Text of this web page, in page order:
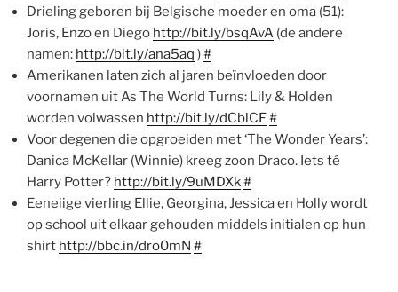
Drieling geboren bij Belgische moeder en oma (51):
Joris, Enzo en Diego http://bit.ly/bsqAvA (de andere
namen: http://bit.ly/ana5aq )#
Amerikanen laten zich al jaren beïnvloeden door
voornamen uit As The World Turns: Lily & Holden
worden volwassen http://bit.ly/dCblCF#
Voor degenen die opgroeiden met ‘The Wonder Years’:
Danica McKellar (Winnie) kreeg zoon Draco. Iets té
Harry Potter? http://bit.ly/9uMDXk#
Eeneiige vierling Ellie, Georgina, Jessica en Holly wordt
op school uit elkaar gehouden middels initialen op hun
shirt http://bbc.in/dro0mN #